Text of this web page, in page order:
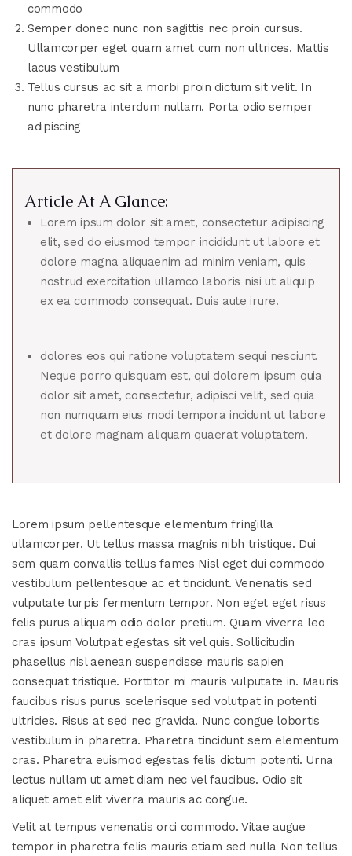
commodo
Semper donec nunc non sagittis nec proin cursus.
Ullamcorper eget quam amet cum non ultrices. Mattis
lacus vestibulum
Tellus cursus ac sit a morbi proin dictum sit velit. In
nunc pharetra interdum nullam. Porta odio semper
adipiscing
Article At A Glance:
Lorem ipsum dolor sit amet, consectetur adipiscing
elit, sed do eiusmod tempor incididunt ut labore et
dolore magna aliquaenim ad minim veniam, quis
nostrud exercitation ullamco laboris nisi ut aliquip
ex ea commodo consequat. Duis aute irure.
dolores eos qui ratione voluptatem sequi nesciunt.
Neque porro quisquam est, qui dolorem ipsum quia
dolor sit amet, consectetur, adipisci velit, sed quia
non numquam eius modi tempora incidunt ut labore
et dolore magnam aliquam quaerat voluptatem.
Lorem ipsum pellentesque elementum fringilla
ullamcorper. Ut tellus massa magnis nibh tristique. Dui
sem quam convallis tellus fames Nisl eget dui commodo
vestibulum pellentesque ac et tincidunt. Venenatis sed
vulputate turpis fermentum tempor. Non eget eget risus
felis purus aliquam odio dolor pretium. Quam viverra leo
cras ipsum Volutpat egestas sit vel quis. Sollicitudin
phasellus nisl aenean suspendisse mauris sapien
consequat tristique. Porttitor mi mauris vulputate in. Mauris
faucibus risus purus scelerisque sed volutpat in potenti
ultricies. Risus at sed nec gravida. Nunc congue lobortis
vestibulum in pharetra. Pharetra tincidunt sem elementum
cras. Pharetra euismod egestas felis dictum potenti. Urna
lectus nullam ut amet diam nec vel faucibus. Odio sit
aliquet amet elit viverra mauris ac congue.
Velit at tempus venenatis orci commodo. Vitae augue
tempor in pharetra felis mauris etiam sed nulla Non tellus